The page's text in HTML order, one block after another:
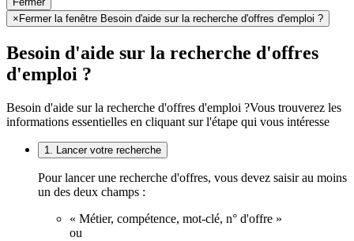
× Fermer la fenêtre Besoin d'aide sur la recherche d'offres d'emploi ?
Besoin d'aide sur la recherche d'offres
d'emploi ?
Besoin d'aide sur la recherche d'offres d'emploi ?Vous trouverez les
informations essentielles en cliquant sur l'étape qui vous intéresse
1. Lancer votre recherche
Pour lancer une recherche d'offres, vous devez saisir au moins
un des deux champs :
« Métier, compétence, mot-clé, n° d'offre »
ou